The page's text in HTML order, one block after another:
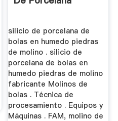
silicio de porcelana de
bolas en humedo piedras
de molino . silicio de
porcelana de bolas en
humedo piedras de molino
fabricante Molinos de
bolas . Técnica de
procesamiento . Equipos y
Máquinas . FAM, molino de